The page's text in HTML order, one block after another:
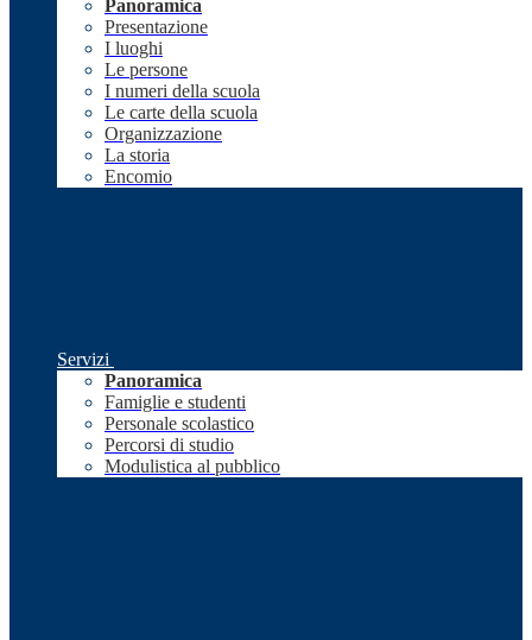
Panoramica
Presentazione
I luoghi
Le persone
I numeri della scuola
Le carte della scuola
Organizzazione
La storia
Encomio
Servizi
Panoramica
Famiglie e studenti
Personale scolastico
Percorsi di studio
Modulistica al pubblico